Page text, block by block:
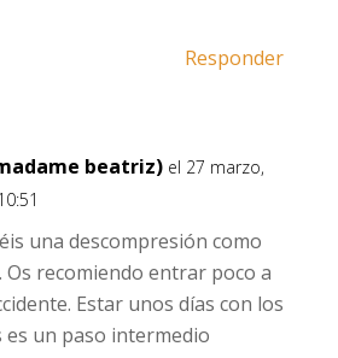
Responder
beatriz) el 27 marzo,
una descompresión como
Os recomiendo entrar poco a
Estar unos días con los
es un paso intermedio